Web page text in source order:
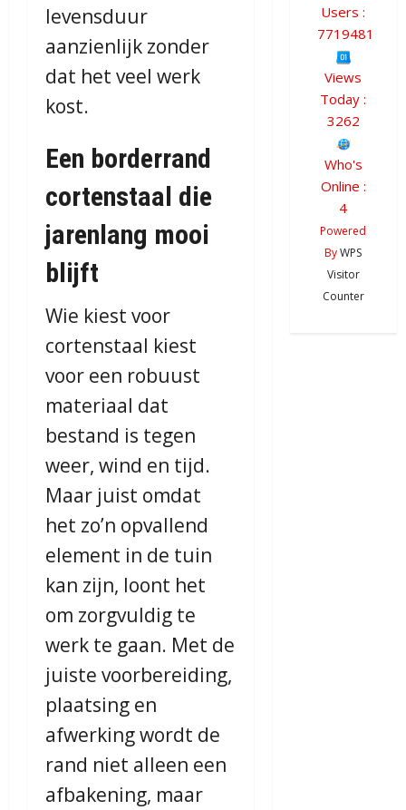
levensduur
aanzienlijk zonder
dat het veel werk
kost.
Een borderrand
cortenstaal die
jarenlang mooi
blijft
Wie kiest voor
cortenstaal kiest
voor een robuust
materiaal dat
bestand is tegen
weer, wind en tijd.
Maar juist omdat
het zo’n opvallend
element in de tuin
kan zijn, loont het
om zorgvuldig te
werk te gaan. Met de
juiste voorbereiding,
plaatsing en
afwerking wordt de
rand niet alleen een
afbakening, maar
Users :
7719481
Views
Today :
3262
Who's
Online :
4
Powered
ByWPS
Visitor
Counter